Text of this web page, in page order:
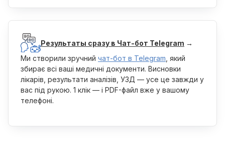
Результаты сразу в Чат-бот Telegram →
Ми створили зручний чат-бот в Telegram , який
збирає всі ваші медичні документи. Висновки
лікарів, результати аналізів, УЗД — усе це завжди у
вас під рукою. 1 клік — і PDF-файл вже у вашому
телефоні.